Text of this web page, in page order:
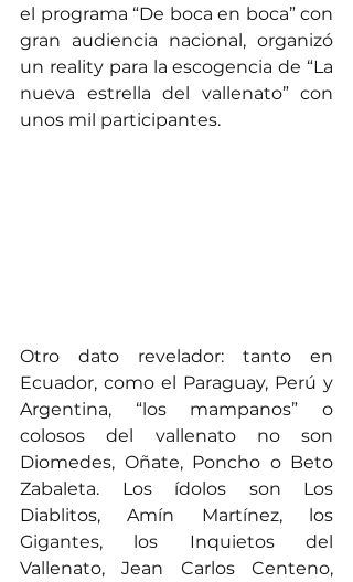
el programa “De boca en boca” con
gran audiencia nacional, organizó
un reality para la escogencia de “La
nueva estrella del vallenato” con
unos mil participantes.
Otro dato revelador: tanto en
Ecuador, como el Paraguay, Perú y
Argentina, “los mampanos” o
colosos del vallenato no son
Diomedes, Oñate, Poncho o Beto
Zabaleta. Los ídolos son Los
Diablitos, Amín Martínez, los
Gigantes, los Inquietos del
Vallenato, Jean Carlos Centeno,